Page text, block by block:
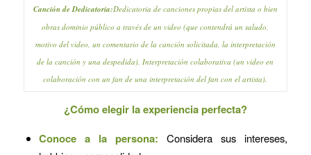
Canción de Dedicatoria:Dedicatoria de canciones propias del artista o bien
obras dominio público a través de un video (que contendrá un saludo,
motivo del video, un comentario de la canción solicitada, la interpretación
de la canción y una despedida). Interpretación colaborativa (un video en
colaboración con un fan de una interpretación del fan con el artista).
¿Cómo elegir la experiencia perfecta?
Conoce a la persona: Considera sus intereses,